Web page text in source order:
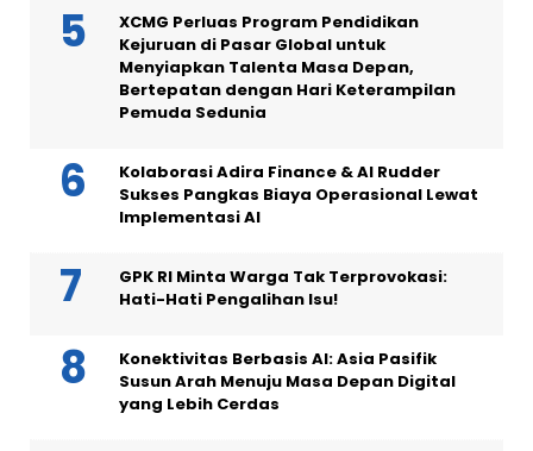
XCMG Perluas Program Pendidikan
Kejuruan di Pasar Global untuk
Menyiapkan Talenta Masa Depan,
Bertepatan dengan Hari Keterampilan
Pemuda Sedunia
Kolaborasi Adira Finance & AI Rudder
Sukses Pangkas Biaya Operasional Lewat
Implementasi AI
GPK RI Minta Warga Tak Terprovokasi:
Hati-Hati Pengalihan Isu!
Konektivitas Berbasis AI: Asia Pasifik
Susun Arah Menuju Masa Depan Digital
yang Lebih Cerdas